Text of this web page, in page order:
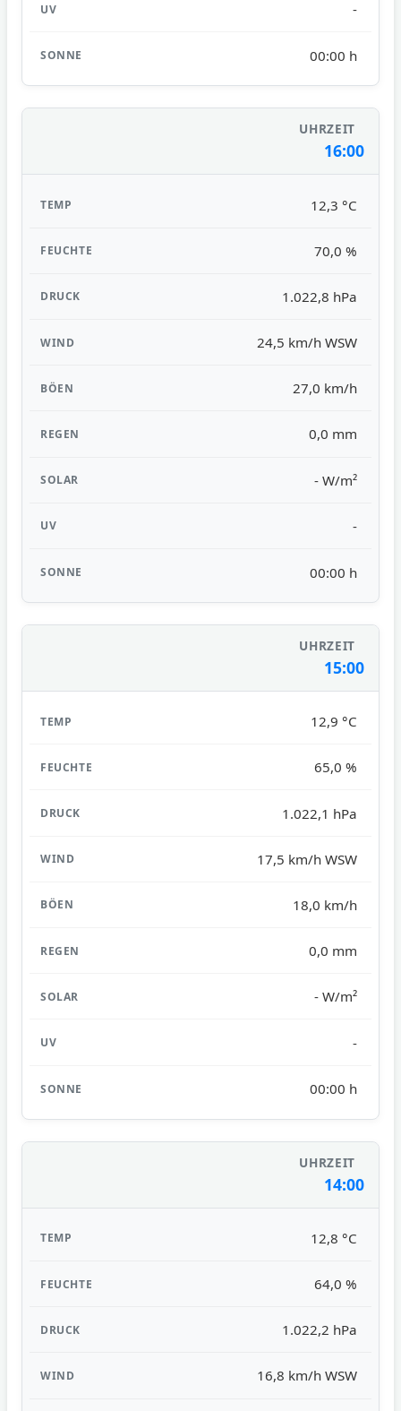
-
00:00 h
16:00
12,3 °C
70,0 %
1.022,8 hPa
24,5 km/h WSW
27,0 km/h
0,0 mm
- W/m²
-
00:00 h
15:00
12,9 °C
65,0 %
1.022,1 hPa
17,5 km/h WSW
18,0 km/h
0,0 mm
- W/m²
-
00:00 h
14:00
12,8 °C
64,0 %
1.022,2 hPa
16,8 km/h WSW